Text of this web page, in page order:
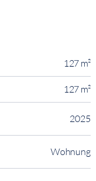
127 m²
127 m²
2025
Wohnung